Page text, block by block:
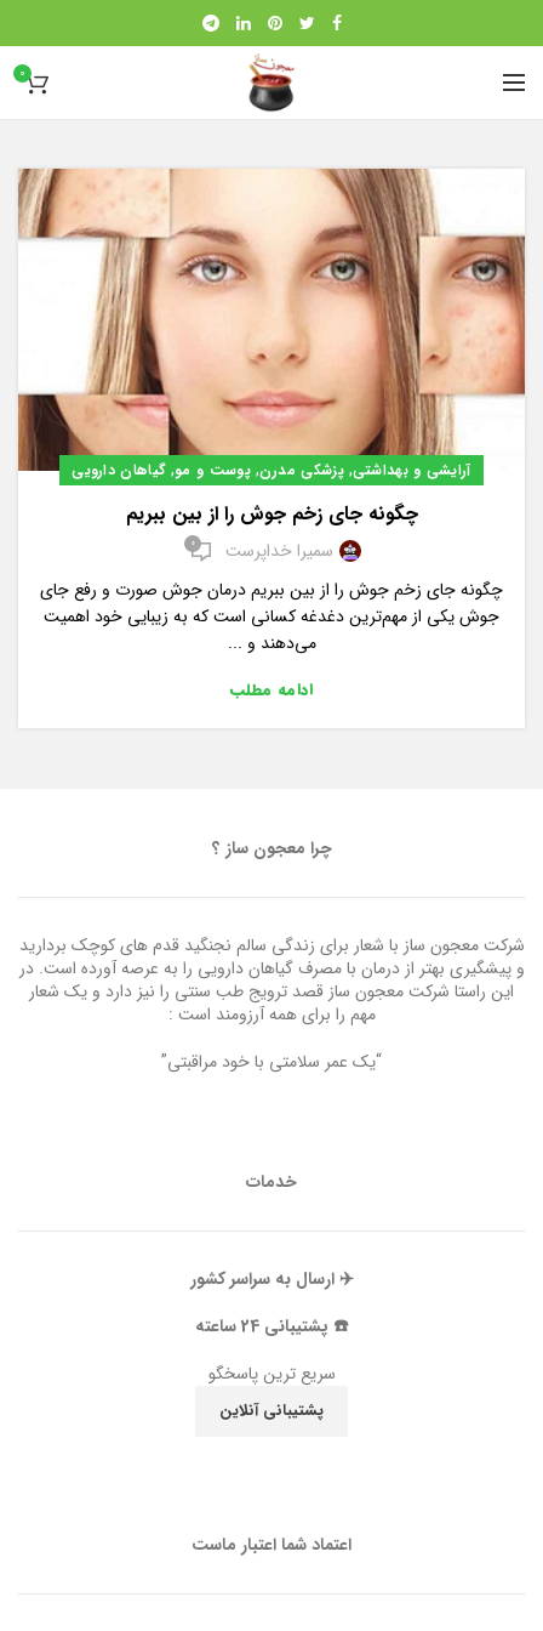
0
آرایشی و بهداشتی,پزشکی مدرن,پوست و مو, گیاهان دارویی
چگونه جای زخم جوش را از بین ببریم
سمیرا خداپرست 0
چگونه جای زخم جوش را از بین ببریم درمان جوش صورت و رفع جای
جوش یکی از مهم‌ترین دغدغه کسانی است که به زیبایی خود اهمیت
می‌دهند و ...
ادامه مطلب
چرا معجون ساز ؟
شرکت معجون ساز با شعار برای زندگی سالم نجنگید قدم های کوچک بردارید
و پیشگیری بهتر از درمان با مصرف گیاهان دارویی را به عرصه آورده است. در
این راستا شرکت معجون ساز قصد ترویج طب سنتی را نیز دارد و یک شعار
مهم را برای همه آرزومند است :
“یک عمر سلامتی با خود مراقبتی”
خدمات
✈️ ارسال به سراسر کشور
☎️ پشتیبانی 24 ساعته
سریع ترین پاسخگو
پشتیبانی آنلاین
اعتماد شما اعتبار ماست